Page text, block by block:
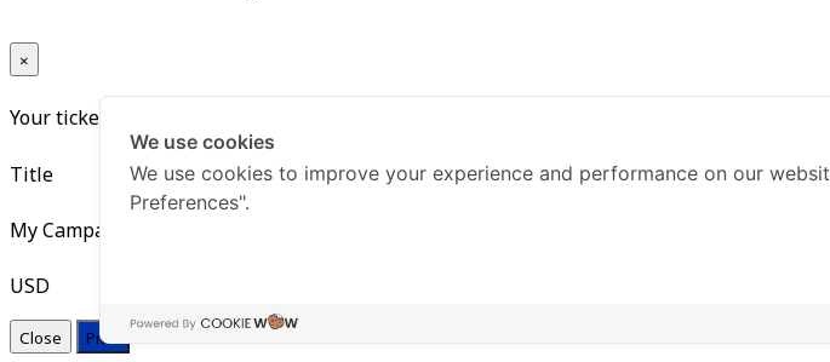
×
Your ticket for the: My Campaigns Donations
Title
My Campaigns Donations
USD
Close Print
We use cookies
We use cookies to improve your experience and performance on our
Preferences".